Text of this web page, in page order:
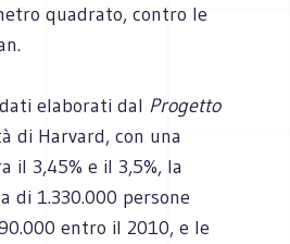
quadrato, contro le
elaborati dal Progetto
di Harvard, con una
il 3,45% e il 3,5%, la
di 1.330.000 persone
entro il 2010, e le